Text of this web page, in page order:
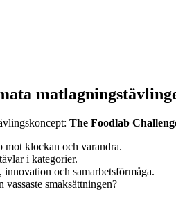
The Foodlab
mot klockan och varandra.
i kategorier.
och samarbetsförmåga.
smaksättningen?